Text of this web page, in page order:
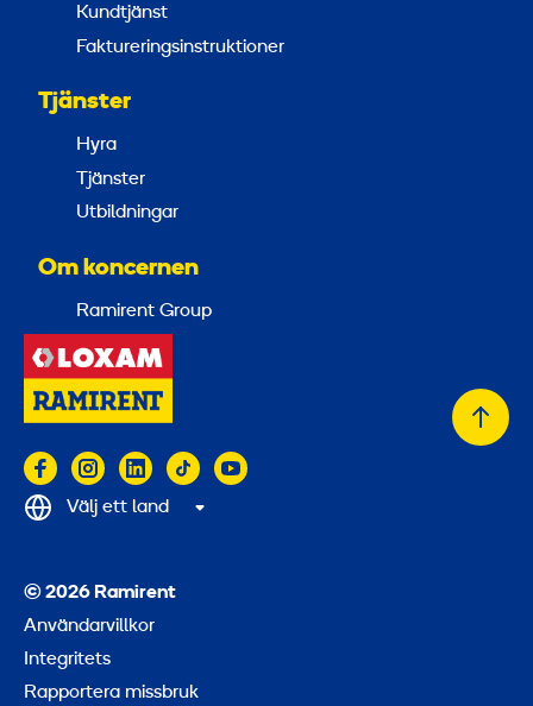
Kundtjänst
Faktureringsinstruktioner
Tjänster
Hyra
Tjänster
Utbildningar
Om koncernen
Ramirent Group
© 2026 Ramirent
Användarvillkor
Integritets
Rapportera missbruk
Välj ett land